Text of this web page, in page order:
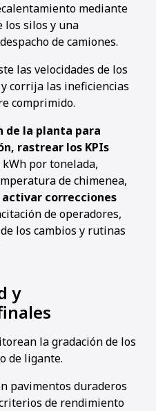
mediante
los silos y una
de camiones.
las velocidades de los
corrija las ineficiencias
comprimido.
la planta para
rastrear los KPIs
por tonelada,
de chimenea,
activar correcciones
de operadores,
los cambios y rutinas
y
la gradación de los
de ligante.
pavimentos duraderos
de rendimiento